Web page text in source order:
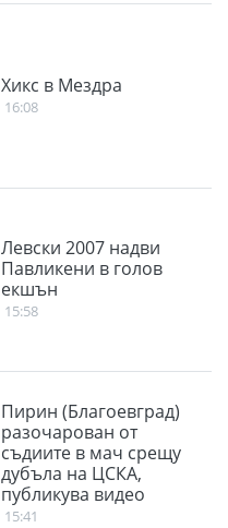
Хикс в Мездра
16:08
Левски 2007 надви
Павликени в голов
екшън
15:58
Пирин (Благоевград)
разочарован от
съдиите в мач срещу
дубъла на ЦСКА,
публикува видео
15:41